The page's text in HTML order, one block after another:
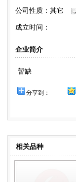
公司性质： 其它
成立时间：
企业简介
暂缺
分享到：
相关品种